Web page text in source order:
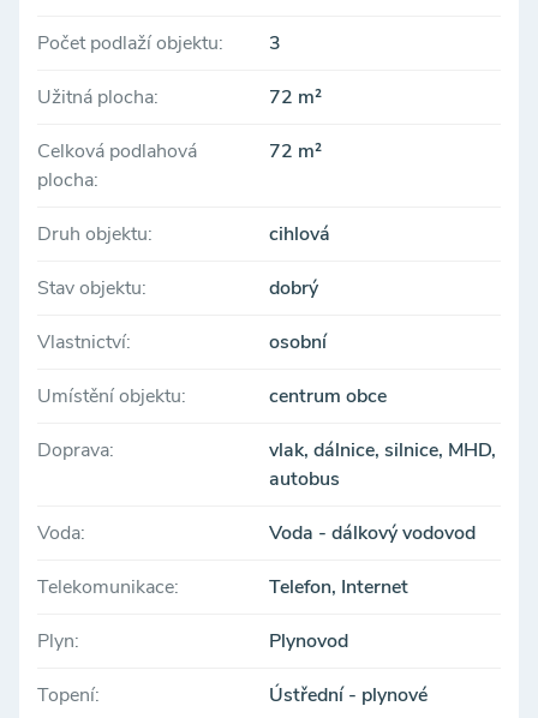
Počet podlaží objektu: 3
Užitná plocha: 72 m²
Celková podlahová
plocha:
72 m²
Druh objektu: cihlová
Stav objektu: dobrý
Vlastnictví: osobní
Umístění objektu: centrum obce
Doprava:
vlak, dálnice, silnice, MHD,
autobus
Voda: Voda - dálkový vodovod
Telekomunikace: Telefon, Internet
Plyn: Plynovod
Topení: Ústřední - plynové